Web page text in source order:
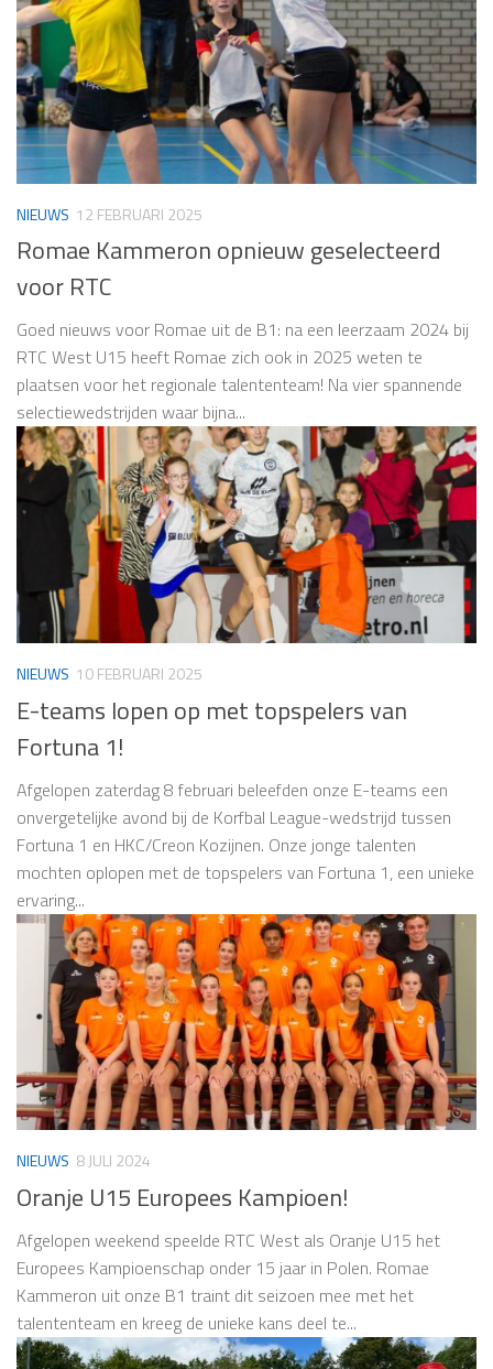
NIEUWS 12 FEBRUARI 2025
Romae Kammeron opnieuw geselecteerd
voor RTC
Goed nieuws voor Romae uit de B1: na een leerzaam 2024 bij
RTC West U15 heeft Romae zich ook in 2025 weten te
plaatsen voor het regionale talententeam! Na vier spannende
selectiewedstrijden waar bijna...
NIEUWS 10 FEBRUARI 2025
E-teams lopen op met topspelers van
Fortuna 1!
Afgelopen zaterdag 8 februari beleefden onze E-teams een
onvergetelijke avond bij de Korfbal League-wedstrijd tussen
Fortuna 1 en HKC/Creon Kozijnen. Onze jonge talenten
mochten oplopen met de topspelers van Fortuna 1, een unieke
ervaring...
NIEUWS 8 JULI 2024
Oranje U15 Europees Kampioen!
Afgelopen weekend speelde RTC West als Oranje U15 het
Europees Kampioenschap onder 15 jaar in Polen. Romae
Kammeron uit onze B1 traint dit seizoen mee met het
talententeam en kreeg de unieke kans deel te...